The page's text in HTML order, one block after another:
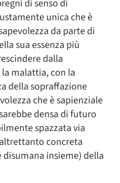
di senso di
unica che è
da parte di
sua essenza più
dalla
malattia, con la
della sopraffazione
che è sapienziale
densa di futuro
spazzata via
concreta
insieme) della